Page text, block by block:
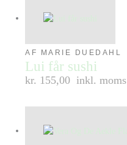
AF MARIE DUEDAHL
Lui får sushi
kr. 155,00 inkl. moms